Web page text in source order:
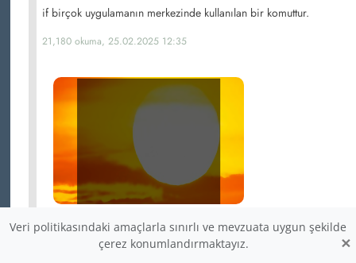
if birçok uygulamanın merkezinde kullanılan bir komuttur.
21,180 okuma, 25.02.2025 12:35
for Döngüsü Örnekleri
Veri politikasındaki amaçlarla sınırlı ve mevzuata uygun şekilde
çerez konumlandırmaktayız.
×